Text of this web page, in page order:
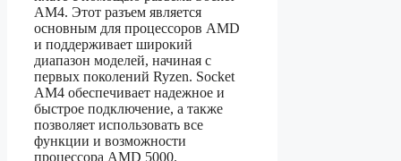
AM4. Этот разъем является
основным для процессоров AMD
и поддерживает широкий
диапазон моделей, начиная с
первых поколений Ryzen. Socket
AM4 обеспечивает надежное и
быстрое подключение, а также
позволяет использовать все
функции и возможности
процессора AMD 5000.